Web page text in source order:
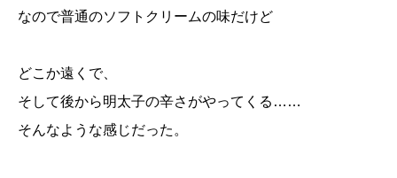
なので普通のソフトクリームの味だけど
どこか遠くで、
そして後から明太子の辛さがやってくる……
そんなような感じだった。